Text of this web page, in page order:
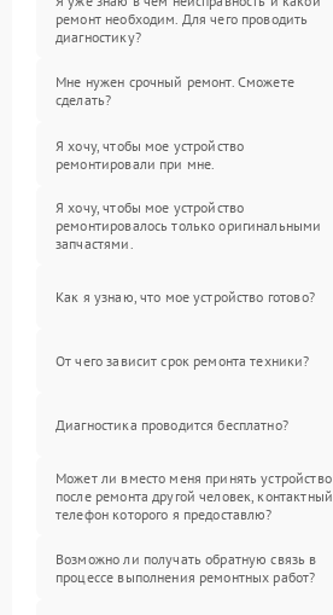
ремонт необходим. Для чего проводить
диагностику?
Мне нужен срочный ремонт. Сможете
сделать?
Я хочу, чтобы мое устройство
ремонтировали при мне.
Я хочу, чтобы мое устройство
ремонтировалось только оригинальными
запчастями.
Как я узнаю, что мое устройство готово?
От чего зависит срок ремонта техники?
Диагностика проводится бесплатно?
Может ли вместо меня принять устройство
после ремонта другой человек, контактный
телефон которого я предоставлю?
Возможно ли получать обратную связь в
процессе выполнения ремонтных работ?